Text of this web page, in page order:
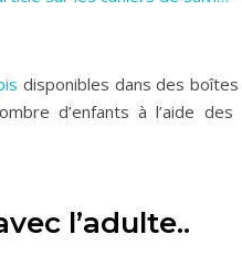
disponibles dans des
d’enfants à l’aide des
l’adulte..